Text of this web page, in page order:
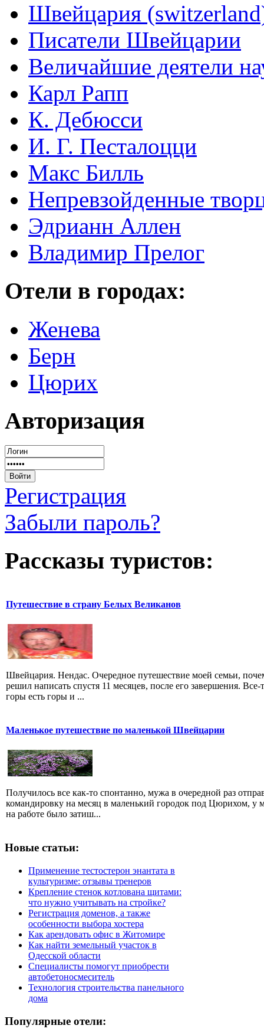
Швейцария
Писатели Швейцарии
Величайшие деятели
Карл Рапп
К. Дебюсси
И. Г. Песталоцци
Макс Билль
Непревзойденные
Эдрианн Аллен
Владимир Прелог
Отели в городах:
Женева
Берн
Цюрих
Авторизация
Регистрация
Забыли пароль?
Рассказы туристов:
Путешествие в страну Белых Великанов
Швейцария. Нендас. Очередное путешествие моей семьи,
решил написать спустя 11 месяцев, после его завершения. Все-
горы есть горы и ...
Маленькое путешествие по маленькой Швейцарии
Получилось все как-то спонтанно, мужа в очередной раз
командировку на месяц в маленький городок под Цюрихом, у
на работе было затиш...
Новые статьи:
Применение тестостерон энантата в
культуризме: отзывы тренеров
Крепление стенок котлована щитами:
что нужно учитывать на стройке?
Регистрация доменов, а также
особенности выбора хостера
Как арендовать офис в Житомире
Как найти земельный участок в
Одесской области
Специалисты помогут приобрести
автобетоносмеситель
Технология строительства панельного
дома
Популярные отели: